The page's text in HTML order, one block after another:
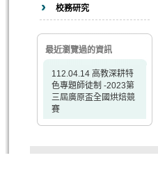
校務研究
最近瀏覽過的資訊
112.04.14 高教深耕特
色專題師徒制 -2023第
三屆廣原盃全國烘焙競
賽